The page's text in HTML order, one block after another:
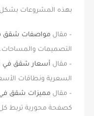
بهذه المشروعات
– مقال مواصفات شقق
التصميمات والمساحات.
– مقال أسعار شقق في
السعرية ونطاقات
– مقال مميزات شقق في
كصفحة محورية تربط